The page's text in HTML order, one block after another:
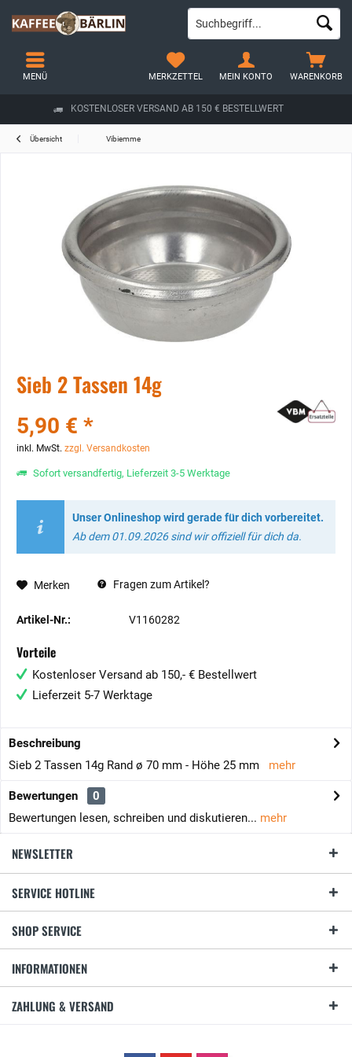
KOSTENLOSER VERSAND AB 150 € BESTELLWERT
WARENKORB
MERKZETTEL MEIN KONTO
MENÜ
Übersicht Vibiemme
Sieb 2 Tassen 14g
5,90 € *
inkl. MwSt. zzgl. Versandkosten
Sofort versandfertig, Lieferzeit 3-5 Werktage
Unser Onlineshop wird gerade für dich vorbereitet.
Ab dem 01.09.2026 sind wir offiziell für dich da.
Merken Fragen zum Artikel?
Artikel-Nr.: V1160282
Vorteile
Kostenloser Versand ab 150,- € Bestellwert
Lieferzeit 5-7 Werktage
Beschreibung
Sieb 2 Tassen 14g Rand ø 70 mm - Höhe 25 mm mehr
Bewertungen
0
Bewertungen lesen, schreiben und diskutieren... mehr
NEWSLETTER
SERVICE HOTLINE
SHOP SERVICE
INFORMATIONEN
ZAHLUNG & VERSAND